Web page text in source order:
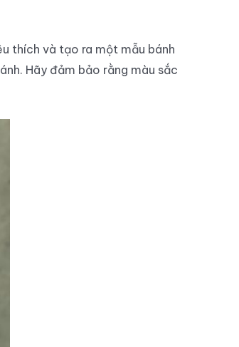
thích và tạo ra một mẫu bánh
Hãy đảm bảo rằng màu sắc